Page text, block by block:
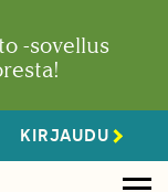
-sovellus
KIRJAUDU